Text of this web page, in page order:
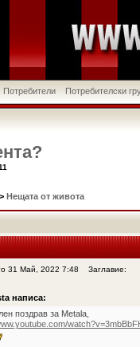
Потребители Потребителски
Нещата от живота
31 Май, 2022 7:48 Заглавие:
написа:
поздрав за Metala,